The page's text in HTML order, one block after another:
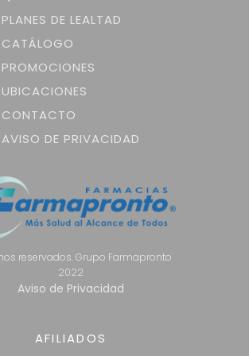
PLANES DE LEALTAD
CATÁLOGO
PROMOCIONES
UBICACIONES
CONTACTO
AVISO DE PRIVACIDAD
reservados. Grupo Farmapronto
2022
Aviso de Privacidad
AFILIADOS